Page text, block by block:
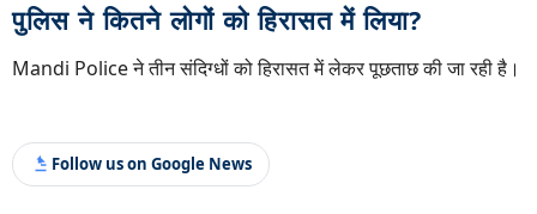
पुलिस ने कितने लोगों को हिरासत में लिया?
Mandi Police ने तीन संदिग्धों को हिरासत में लेकर पूछताछ की जा रही है।
Follow us on Google News